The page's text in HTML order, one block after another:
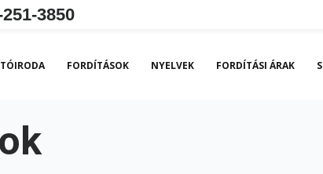
3850
FORDÍTÁSOK NYELVEK FORDÍTÁSI ÁRAK